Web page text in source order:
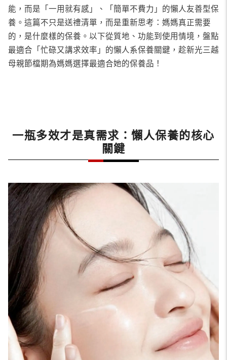
能，而是「一用就有感」、「簡單不費力」的懶人友善型保
養。這篇不只是送禮清單，而是重新思考：媽媽真正需要
的，是什麼樣的保養。以下從質地、功能到使用情境，盤點
最適合「忙碌又講求效率」的懶人系保養關鍵，趁新光三越
母親節檔期為媽媽選擇最適合她的保養品！
一瓶多效才是真需求：懶人保養的核心
關鍵